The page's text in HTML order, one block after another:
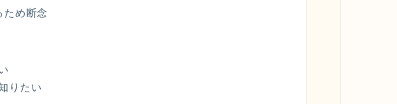
め断念
りたい